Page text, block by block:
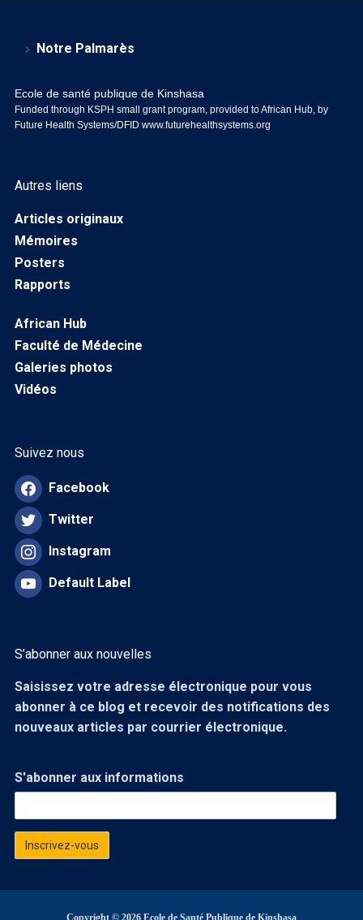
Notre Palmarès
Ecole de santé publique de Kinshasa
Funded through KSPH small grant program, provided to African Hub, by
Future Health Systems/DFID www.futurehealthsystems.org
Autres liens
Articles originaux
Mémoires
Posters
Rapports
African Hub
Faculté de Médecine
Galeries photos
Vidéos
Suivez nous
Facebook
Twitter
Instagram
Default Label
S’abonner aux nouvelles
Saisissez votre adresse électronique pour vous
abonner à ce blog et recevoir des notifications des
nouveaux articles par courrier électronique.
S'abonner aux informations
Copyright © 2026 Ecole de Santé Publique de Kinshasa